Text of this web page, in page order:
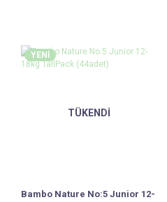
YENİ
TÜKENDİ
Bambo Nature No:5 Junior 12-